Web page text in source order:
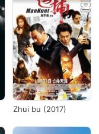
Zhui bu (2017)